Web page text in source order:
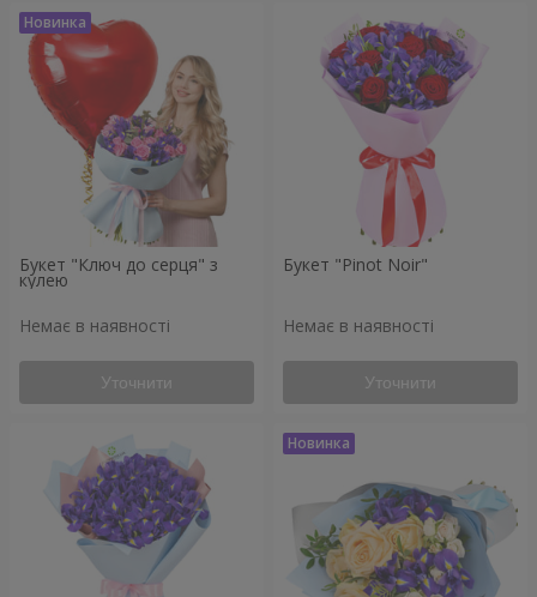
Букет "Ключ до серця" з
кулею
Немає в наявності
Уточнити
Букет "Pinot Noir"
Немає в наявності
Уточнити